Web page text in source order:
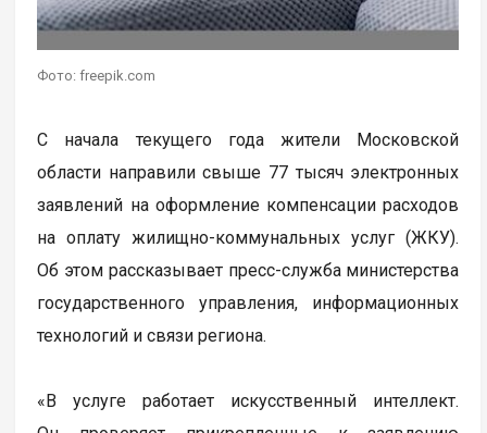
Фото: freepik.com
С начала текущего года жители Московской
области направили свыше 77 тысяч электронных
заявлений на оформление компенсации расходов
на оплату жилищно-коммунальных услуг (ЖКУ).
Об этом рассказывает пресс-служба министерства
государственного управления, информационных
технологий и связи региона.
«В услуге работает искусственный интеллект.